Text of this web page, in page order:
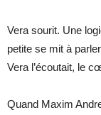
Vera sourit. Une
petite se mit à
Vera l’écoutait, le
Quand Maxim